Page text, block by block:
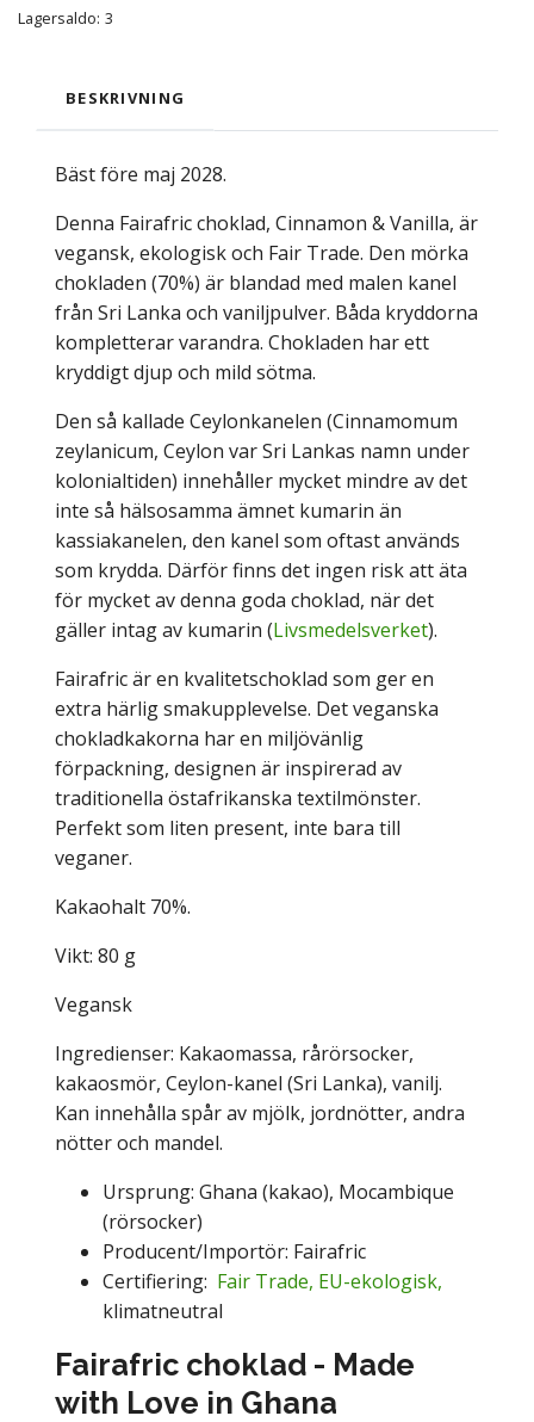
Lagersaldo: 3
BESKRIVNING
Bäst före maj 2028.
Denna Fairafric choklad, Cinnamon & Vanilla, är
vegansk, ekologisk och Fair Trade. Den mörka
chokladen (70%) är blandad med malen kanel
från Sri Lanka och vaniljpulver. Båda kryddorna
kompletterar varandra. Chokladen har ett
kryddigt djup och mild sötma.
Den så kallade Ceylonkanelen (Cinnamomum
zeylanicum, Ceylon var Sri Lankas namn under
kolonialtiden) innehåller mycket mindre av det
inte så hälsosamma ämnet kumarin än
kassiakanelen, den kanel som oftast används
som krydda. Därför finns det ingen risk att äta
för mycket av denna goda choklad, när det
gäller intag av kumarin (Livsmedelsverket).
Fairafric är en kvalitetschoklad som ger en
extra härlig smakupplevelse. Det veganska
chokladkakorna har en miljövänlig
förpackning, designen är inspirerad av
traditionella östafrikanska textilmönster.
Perfekt som liten present, inte bara till
veganer.
Kakaohalt 70%.
Vikt: 80 g
Vegansk
Ingredienser: Kakaomassa, rårörsocker,
kakaosmör, Ceylon-kanel (Sri Lanka), vanilj.
Kan innehålla spår av mjölk, jordnötter, andra
nötter och mandel.
Ursprung: Ghana (kakao), Mocambique
(rörsocker)
Producent/Importör: Fairafric
Certifiering: Fair Trade, EU-ekologisk,
klimatneutral
Fairafric choklad - Made
with Love in Ghana